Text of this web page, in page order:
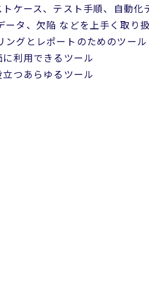
トケース、テスト手順、自動
ータ、欠陥 などを上手く取り
ングとレポートのためのツール
に利用できるツール
立つあらゆるツール